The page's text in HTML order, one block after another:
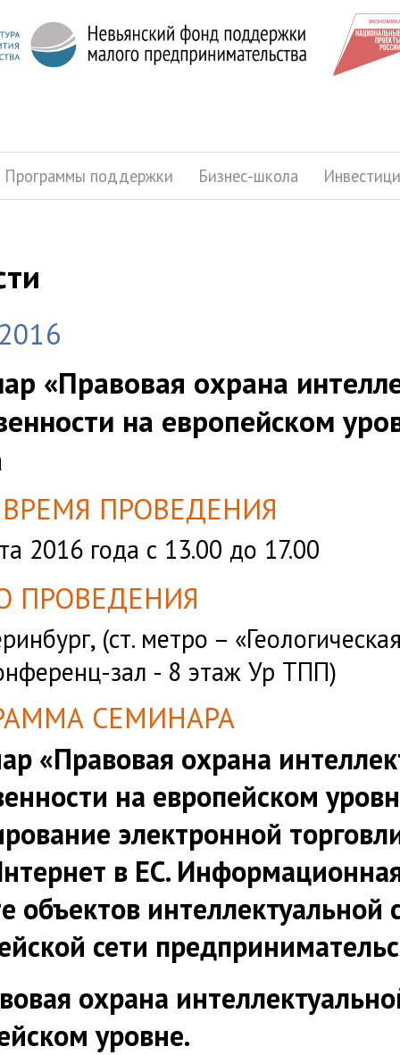
Программы поддержки Бизнес-школа
«Правовая охрана
на европейском
ПРОВЕДЕНИЯ
2016 года с 13.00 до 17.00
ПРОВЕДЕНИЯ
(ст. метро –
зал - 8 этаж Ур ТПП)
СЕМИНАРА
«Правовая охрана
на европейском
электронной
в ЕС.
объектов интеллектуальной
сети
охрана
уровне.